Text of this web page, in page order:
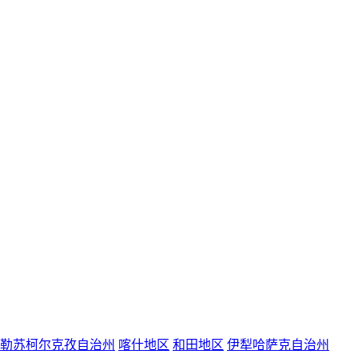
苏柯尔克孜自治州 喀什地区 和田地区 伊犁哈萨克自治州